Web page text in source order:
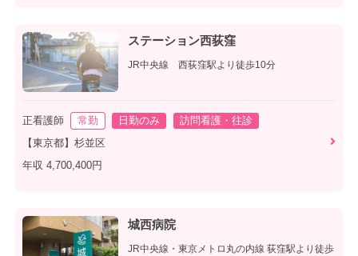
ステーション西荻窪
JR中央線 西荻窪駅より徒歩10分
正看護師 常勤 日勤のみ
訪問看護・往診
【東京都】杉並区
年収 4,700,400円
城西病院
JR中央線・東京メトロ丸の内線 荻窪駅より徒歩